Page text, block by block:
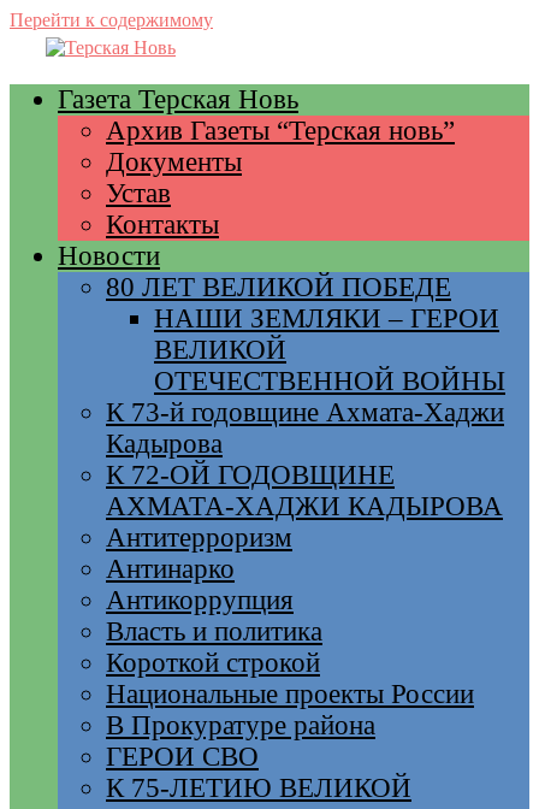
Перейти к содержимому
Газета Терская Новь
Архив Газеты “Терская новь”
Документы
Устав
Контакты
Новости
80 ЛЕТ ВЕЛИКОЙ ПОБЕДЕ
НАШИ ЗЕМЛЯКИ – ГЕРОИ
ВЕЛИКОЙ
ОТЕЧЕСТВЕННОЙ ВОЙНЫ
К 73-й годовщине Ахмата-Хаджи
Кадырова
К 72-ОЙ ГОДОВЩИНЕ
АХМАТА-ХАДЖИ КАДЫРОВА
Антитерроризм
Антинарко
Антикоррупция
Власть и политика
Короткой строкой
Национальные проекты России
В Прокуратуре района
ГЕРОИ СВО
К 75-ЛЕТИЮ ВЕЛИКОЙ